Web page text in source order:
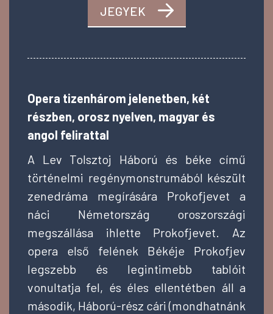
JEGYEK
Opera tizenhárom jelenetben, két
részben, orosz nyelven, magyar és
angol felirattal
A Lev Tolsztoj Háború és béke című
történelmi regénymonstrumából készült
zenedráma megírására Prokofjevet a
náci Németország oroszországi
megszállása ihlette Prokofjevet. Az
opera első felének Békéje Prokofjev
legszebb és legintimebb tablóit
vonultatja fel, és éles ellentétben áll a
második, Háború-rész cári (mondhatnánk